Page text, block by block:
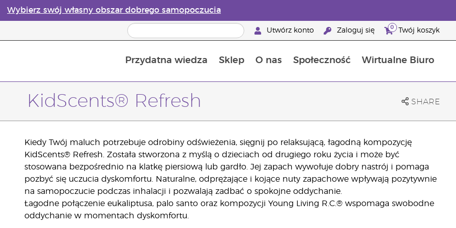
Wybierz swój własny obszar dobrego samopoczucia
Utwórz konto Zaloguj się 0 Twój koszyk
Przydatna wiedza Sklep O nas Społeczność Wirtualne Biuro
KidScents® Refresh SHARE
Kiedy Twój maluch potrzebuje odrobiny odświeżenia, sięgnij po relaksującą, łagodną kompozycję
KidScents® Refresh. Została stworzona z myślą o dzieciach od drugiego roku życia i może być
stosowana bezpośrednio na klatkę piersiową lub gardło. Jej zapach wywołuje dobry nastrój i pomaga
pozbyć się uczucia dyskomfortu. Naturalne, odprężające i kojące nuty zapachowe wpływają pozytywnie
na samopoczucie podczas inhalacji i pozwalają zadbać o spokojne oddychanie.
Łagodne połączenie eukaliptusa, palo santo oraz kompozycji Young Living R.C.® wspomaga swobodne
oddychanie w momentach dyskomfortu.